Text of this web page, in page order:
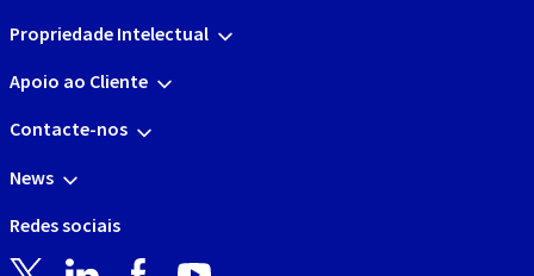
Propriedade Intelectual
Apoio ao Cliente
Contacte-nos
News
Redes sociais